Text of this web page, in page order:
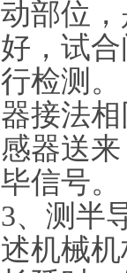
动部位
好，试
行检测
器接法
感器送
毕信号
3、测半
述机械